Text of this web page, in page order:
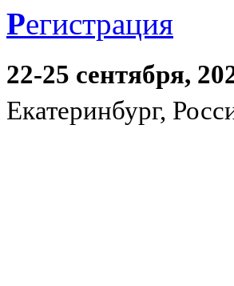
Регистрация
22-25 сентября,
Екатеринбург,